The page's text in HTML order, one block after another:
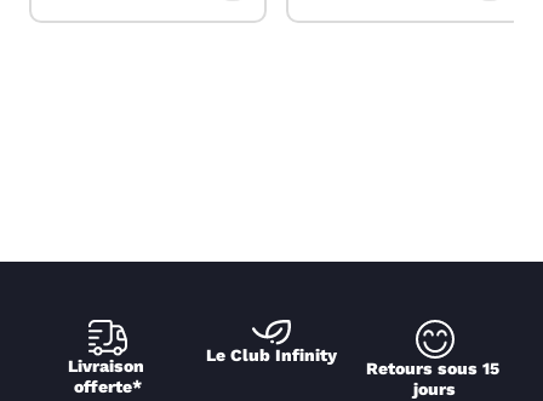
Livraison
offerte*
Le Club Infinity
Retours sous 15
jours